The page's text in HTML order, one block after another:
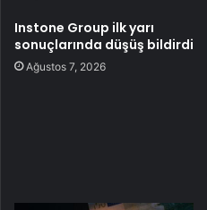
Instone Group ilk yarı
sonuçlarında düşüş bildirdi
Ağustos 7, 2026